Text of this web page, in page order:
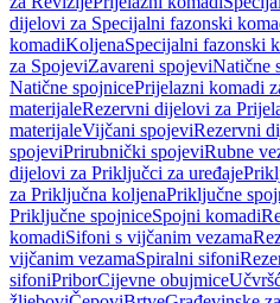
dijelovi za Specijalni fazonski
komadiKoljenaSpecijalni fazonski
za SpojeviZavareni spojeviNatične
Natične spojnicePrijelazni komadi
materijaleRezervni dijelovi za
materijaleVijčani spojeviRezervni
spojeviPrirubnički spojeviRubne
dijelovi za Priključci za uređaje
za Priključna koljenaPriključne
Priključne spojniceSpojni komadi
komadiSifoni s vijčanim vezama
vijčanim vezamaSpiralni sifoni
sifoniPriborCijevne obujmice